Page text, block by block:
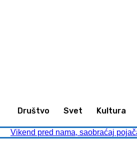
Društvo Svet Kultura
Vikend pred nama, saobraćaj